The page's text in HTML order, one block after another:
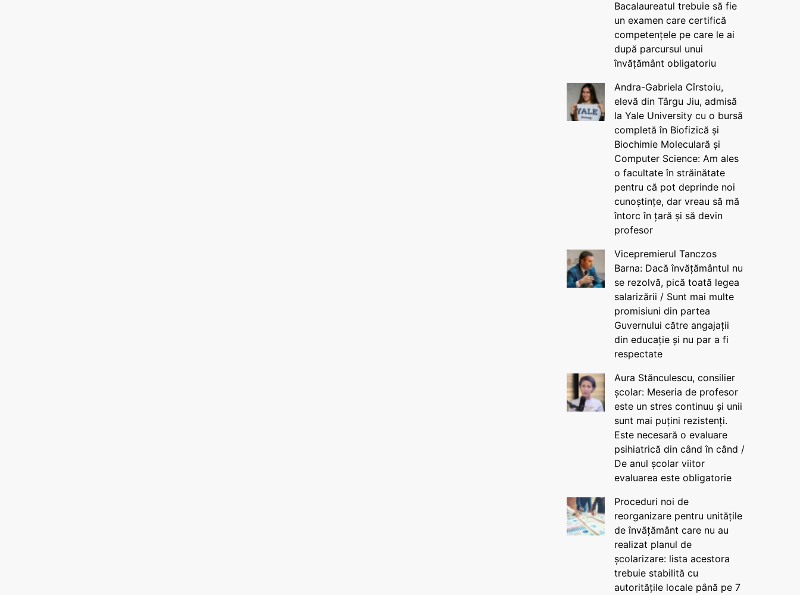
Bacalaureatul trebuie să fie
un examen care certifică
competențele pe care le ai
după parcursul unui
învățământ obligatoriu
Andra-Gabriela Cîrstoiu,
elevă din Târgu Jiu, admisă
la Yale University cu o bursă
completă în Biofizică și
Biochimie Moleculară și
Computer Science: Am ales
o facultate în străinătate
pentru că pot deprinde noi
cunoștințe, dar vreau să mă
întorc în țară și să devin
profesor
Vicepremierul Tanczos
Barna: Dacă învățământul nu
se rezolvă, pică toată legea
salarizării / Sunt mai multe
promisiuni din partea
Guvernului către angajații
din educație și nu par a fi
respectate
Aura Stănculescu, consilier
școlar: Meseria de profesor
este un stres continuu și unii
sunt mai puțini rezistenți.
Este necesară o evaluare
psihiatrică din când în când /
De anul școlar viitor
evaluarea este obligatorie
Proceduri noi de
reorganizare pentru unitățile
de învățământ care nu au
realizat planul de
școlarizare: lista acestora
trebuie stabilită cu
autoritățile locale până pe 7